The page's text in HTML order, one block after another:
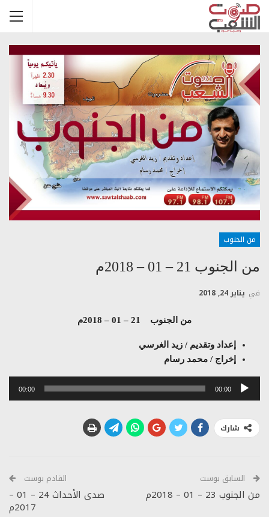
من الجنوب
من الجنوب 21 – 01 – 2018م
في يناير 24, 2018
من الجنوب 21 – 01 – 2018م
إعداد وتقديم / زيد الغرسي
إخراج / محمد رسام
مشغل
00:00
00:00
شارك
السابق بوست
من الجنوب 23 – 01 – 2018م
القادم بوست
صدى الأحداث 24 – 01 –
2017م